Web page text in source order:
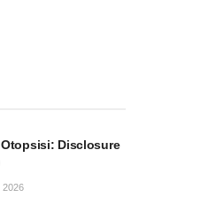
Otopsisi: Disclosure